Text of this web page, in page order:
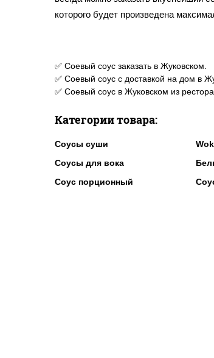
которого будет произведена
✅ Соевый соус заказать в Жуковском.
✅ Соевый соус с доставкой на дом в
✅ Соевый соус в Жуковском из
Категории товара:
Соусы суши
Соусы для вока
Соус порционный